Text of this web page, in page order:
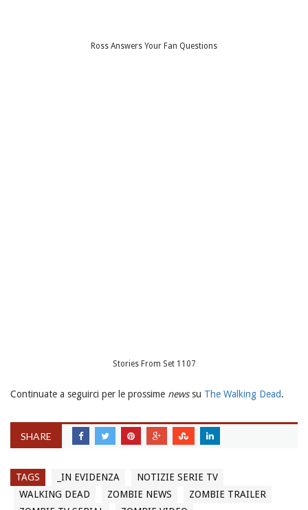
Ross Answers Your Fan Questions
Stories From Set 1107
Continuate a seguirci per le prossime newssu The Walking Dead.
SHARE
TAGS _IN EVIDENZA
NOTIZIE SERIE TV
WALKING DEAD
ZOMBIE NEWS
ZOMBIE TRAILER